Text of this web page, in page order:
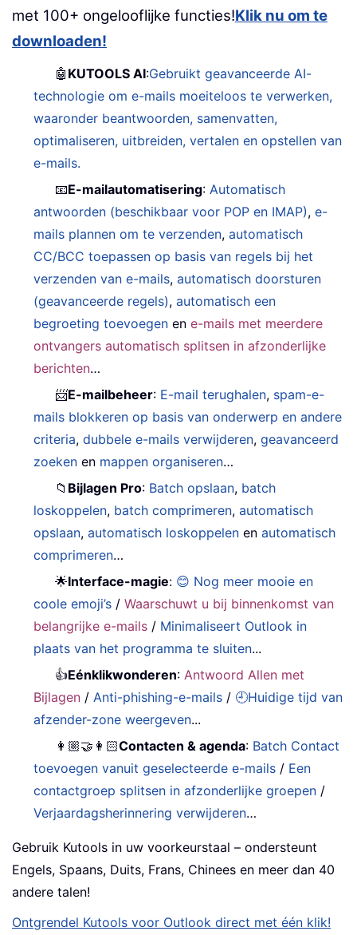
met 100+ ongelooflijke functies!Klik nu om te
downloaden!
🤖 KUTOOLS AI:Gebruikt geavanceerde AI-
technologie om e-mails moeiteloos te verwerken,
waaronder beantwoorden, samenvatten,
optimaliseren, uitbreiden, vertalen en opstellen van
e-mails.
📧E-mailautomatisering: Automatisch
antwoorden (beschikbaar voor POP en IMAP),e-
mails plannen om te verzenden,automatisch
CC/BCC toepassen op basis van regels bij het
verzenden van e-mails,automatisch doorsturen
(geavanceerde regels),automatisch een
begroeting toevoegen ene-mails met meerdere
ontvangers automatisch splitsen in afzonderlijke
berichten…
📨E-mailbeheer: E-mail terughalen, spam-e-
mails blokkeren op basis van onderwerp en andere
criteria,dubbele e-mails verwijderen,geavanceerd
zoeken en mappen organiseren…
📁 Bijlagen Pro: Batch opslaan, batch
loskoppelen, batch comprimeren,automatisch
opslaan,automatisch loskoppelen enautomatisch
comprimeren…
🌟Interface-magie: 😊 Nog meer mooie en
coole emoji’s /Waarschuwt u bij binnenkomst van
belangrijke e-mails / Minimaliseert Outlook in
plaats van het programma te sluiten...
👍Eénklikwonderen: Antwoord Allen met
Bijlagen / Anti-phishing-e-mails / 🕘Huidige tijd van
afzender-zone weergeven...
👩🏼‍🤝‍👩🏻Contacten & agenda: Batch Contact
toevoegen vanuit geselecteerde e-mails / Een
contactgroep splitsen in afzonderlijke groepen /
Verjaardagsherinnering verwijderen…
Gebruik Kutools in uw voorkeurstaal – ondersteunt
Engels, Spaans, Duits, Frans, Chinees en meer dan 40
andere talen!
Ontgrendel Kutools voor Outlook direct met één klik!